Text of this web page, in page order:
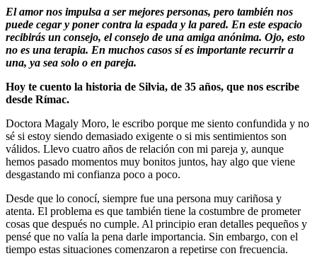
El amor nos impulsa a ser mejores personas, pero también nos
puede cegar y poner contra la espada y la pared. En este espacio
recibirás un consejo, el consejo de una amiga anónima. Ojo, esto
no es una terapia. En muchos casos sí es importante recurrir a
una, ya sea solo o en pareja.
Hoy te cuento la historia de Silvia, de 35 años, que nos escribe
desde Rímac.
Doctora Magaly Moro, le escribo porque me siento confundida y no
sé si estoy siendo demasiado exigente o si mis sentimientos son
válidos. Llevo cuatro años de relación con mi pareja y, aunque
hemos pasado momentos muy bonitos juntos, hay algo que viene
desgastando mi confianza poco a poco.
Desde que lo conocí, siempre fue una persona muy cariñosa y
atenta. El problema es que también tiene la costumbre de prometer
cosas que después no cumple. Al principio eran detalles pequeños y
pensé que no valía la pena darle importancia. Sin embargo, con el
tiempo estas situaciones comenzaron a repetirse con frecuencia.